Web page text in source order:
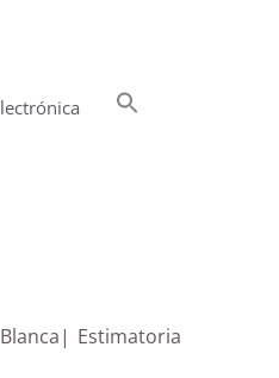
Estimatoria